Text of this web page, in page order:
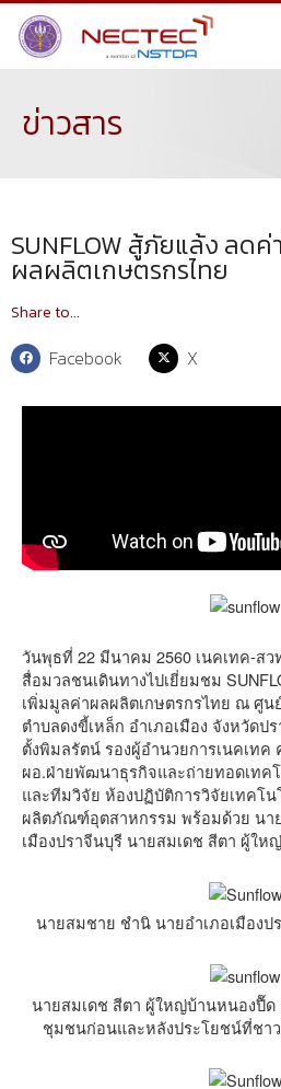
ข่าวสาร
SUNFLOW สู้ภัยแล้ง ลด
ผลผลิตเกษตรกรไทย
Share to...
Facebook X
วันพุธที่ 22 มีนาคม 2560 เนคเทค-ส
สื่อมวลชนเดินทางไปเยี่ยมชม
เพิ่มมูลค่าผลผลิตเกษตรกรไทย ณ ศูน
ตำบลดงขี้เหล็ก อำเภอเมือง จังหวัด
ตั้งพิมลรัตน์ รองผู้อำนวยการเนคเท
ผอ.ฝ่ายพัฒนาธุรกิจและถ่ายทอดเท
และทีมวิจัย ห้องปฏิบัติการวิจัยเทคโ
ผลิตภัณฑ์อุตสาหกรรม พร้อมด้วย นา
เมืองปราจีนบุรี นายสมเดช สีตา ผู้ใ
นายสมชาย ชำนิ นายอำเภอเมือง
นายสมเดช สีตา ผู้ใหญ่บ้านหนองปื๊ด
ชุมชนก่อนและหลังประโยชน์ที่ชา